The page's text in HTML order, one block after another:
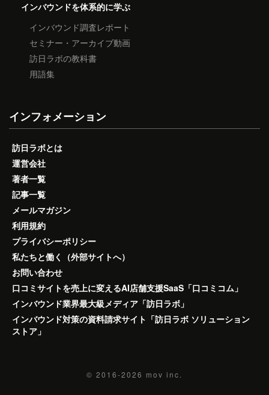
インバウンドを体系的に学ぶ
インバウンド調査レポート
セミナー・アーカイブ動画
訪日ラボの教科書
用語集
インフォメーション
訪日ラボとは
運営会社
著者一覧
記事一覧
メールマガジン
利用規約
プライバシーポリシー
私たちと働く（外部サイトへ）
お問い合わせ
口コミサイトを売上に変えるAI店舗支援SaaS「口コミコム」
インバウンド業界最大級メディア「訪日ラボ」
インバウンド対策の資料請求サイト「訪日ラボ ソリューション
ストア」
© 2016-2026 mov inc.